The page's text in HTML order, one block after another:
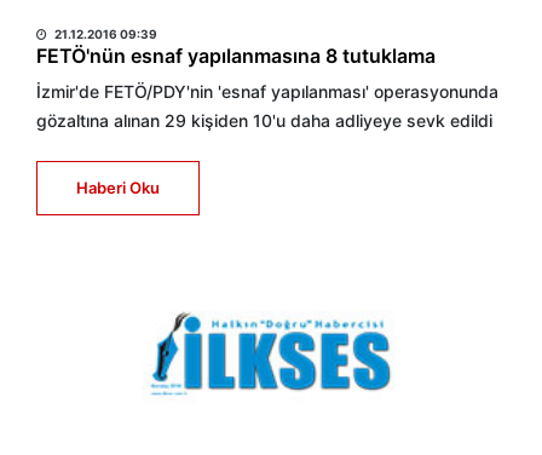
21.12.2016 09:39
FETÖ'nün esnaf yapılanmasına 8 tutuklama
İzmir'de FETÖ/PDY'nin 'esnaf yapılanması' operasyonunda
gözaltına alınan 29 kişiden 10'u daha adliyeye sevk edildi
Haberi Oku